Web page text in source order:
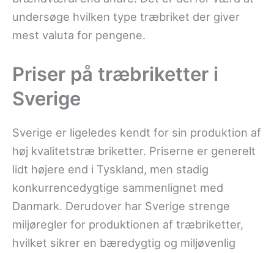
undersøge hvilken type træbriket der giver
mest valuta for pengene.
Priser på træbriketter i
Sverige
Sverige er ligeledes kendt for sin produktion af
høj kvalitetstræ briketter. Priserne er generelt
lidt højere end i Tyskland, men stadig
konkurrencedygtige sammenlignet med
Danmark. Derudover har Sverige strenge
miljøregler for produktionen af træbriketter,
hvilket sikrer en bæredygtig og miljøvenlig